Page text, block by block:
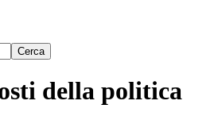
della politica